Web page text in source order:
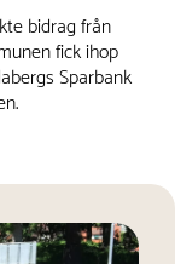
bidrag från
fick ihop
Sparbank